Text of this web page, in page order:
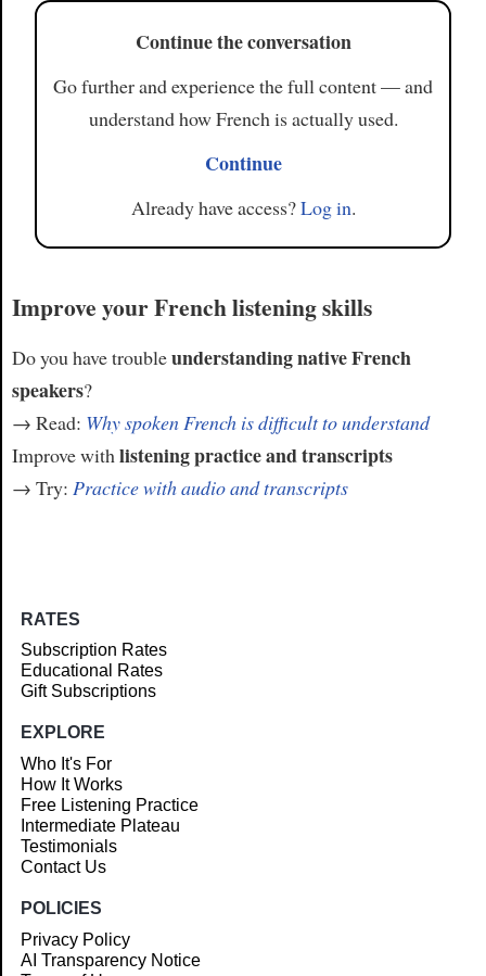
Continue the conversation
Go further and experience the full content — and
understand how French is actually used.
Continue
Already have access?Log in.
Improve your French listening skills
Do you have troubleunderstanding native French
speakers?
→ Read: Why spoken French is difficult to understand
Improve withlistening practice and transcripts
→ Try: Practice with audio and transcripts
RATES
Subscription Rates
Educational Rates
Gift Subscriptions
EXPLORE
Who It's For
How It Works
Free Listening Practice
Intermediate Plateau
Testimonials
Contact Us
POLICIES
Privacy Policy
AI Transparency Notice